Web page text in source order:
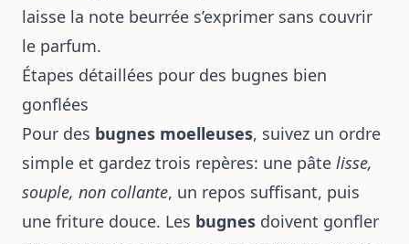
laisse la note beurrée s’exprimer sans couvrir
le parfum.
Étapes détaillées pour des bugnes bien
gonflées
Pour des bugnes moelleuses, suivez un ordre
simple et gardez trois repères: une pâte lisse,
souple, non collante, un repos suffisant, puis
une friture douce. Les bugnes doivent gonfler